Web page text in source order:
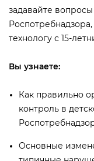
задавайте
технологу с 15-
ы узнаете:
Как правильно
контроль в
Основные